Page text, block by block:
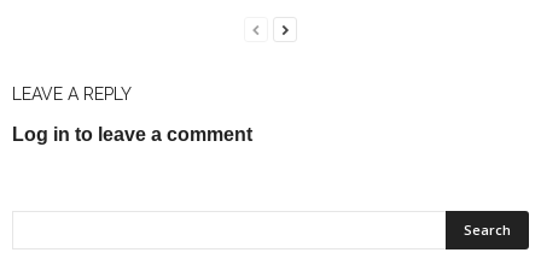
LEAVE A REPLY
Log in to leave a comment